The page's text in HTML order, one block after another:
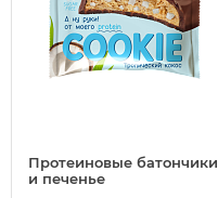
Протеиновые батончики
и печенье